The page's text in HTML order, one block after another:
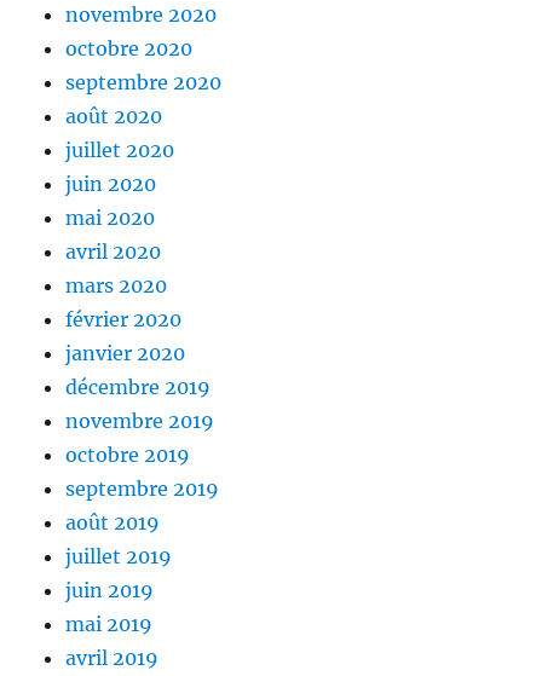
novembre 2020
octobre 2020
septembre 2020
août 2020
juillet 2020
juin 2020
mai 2020
avril 2020
mars 2020
février 2020
janvier 2020
décembre 2019
novembre 2019
octobre 2019
septembre 2019
août 2019
juillet 2019
juin 2019
mai 2019
avril 2019